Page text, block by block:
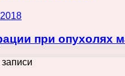
при опухолях